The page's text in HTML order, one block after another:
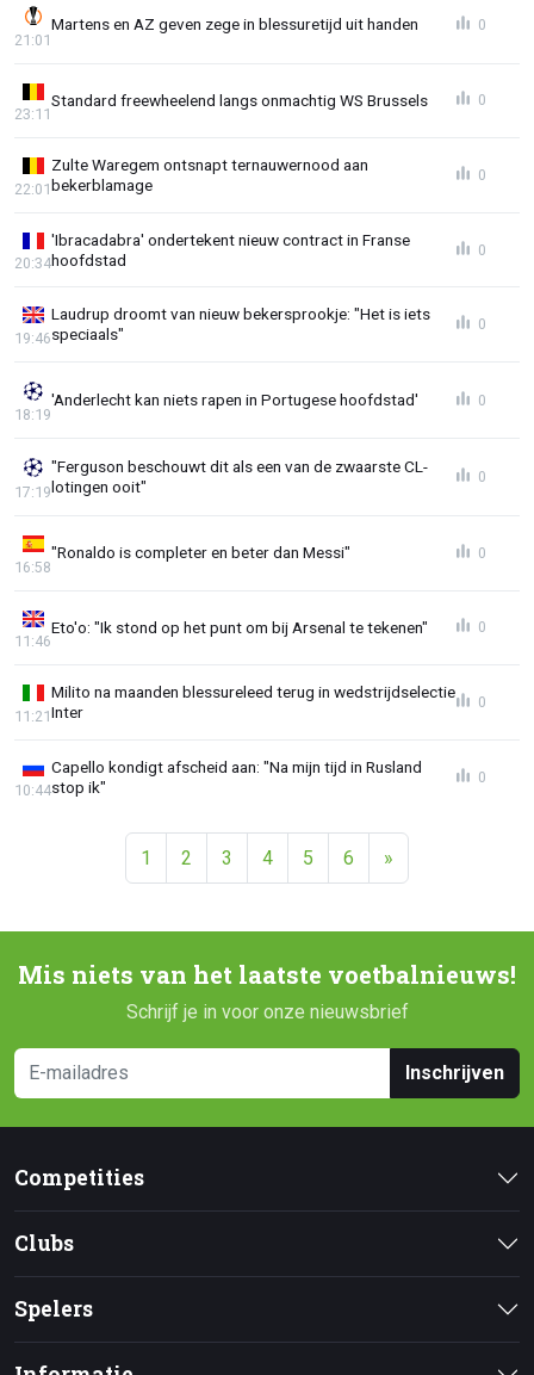
Martens en AZ geven zege in blessuretijd uit handen
21:01
0
Standard freewheelend langs onmachtig WS Brussels
23:11
0
Zulte Waregem ontsnapt ternauwernood aan
bekerblamage
22:01
0
'Ibracadabra' ondertekent nieuw contract in Franse
hoofdstad
20:34
0
Laudrup droomt van nieuw bekersprookje: "Het is iets
speciaals"
19:46
0
'Anderlecht kan niets rapen in Portugese hoofdstad'
18:19
0
"Ferguson beschouwt dit als een van de zwaarste CL-
lotingen ooit"
17:19
0
"Ronaldo is completer en beter dan Messi"
16:58
0
Eto'o: "Ik stond op het punt om bij Arsenal te tekenen"
11:46
0
Milito na maanden blessureleed terug in wedstrijdselectie
Inter
11:21
0
Capello kondigt afscheid aan: "Na mijn tijd in Rusland
stop ik"
10:44
0
1 2 3 4 5 6 »
Mis niets van het laatste voetbalnieuws!
Schrijf je in voor onze nieuwsbrief
Inschrijven
Competities
Clubs
Spelers